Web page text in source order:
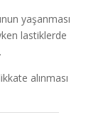
yaşanması
lastiklerde
alınması